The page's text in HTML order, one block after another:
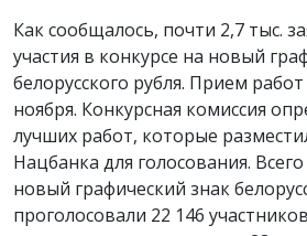
Как сообщалось, почти 2,7 тыс.
участия в конкурсе на новый
белорусского рубля. Прием
ноября. Конкурсная комиссия
лучших работ, которые
Нацбанка для голосования.
новый графический знак
проголосовали 22 146